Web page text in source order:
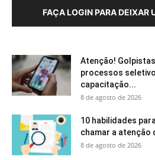
FAÇA LOGIN PARA DEIXAR
Atenção!
processos
capacitação...
8 de agosto de 2026
10 habilidades
chamar a atenção
8 de agosto de 2026